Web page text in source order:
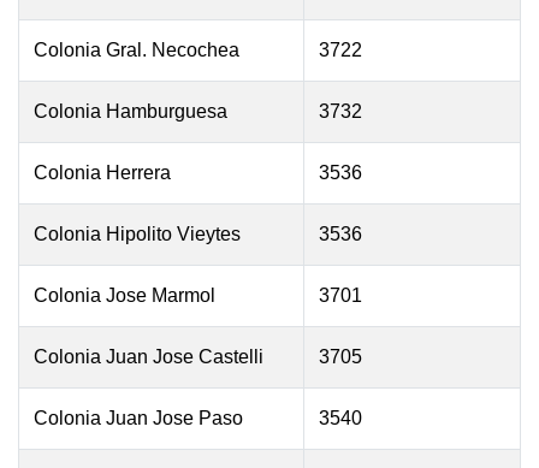
Colonia Gral. Necochea 3722
Colonia Hamburguesa 3732
Colonia Herrera 3536
Colonia Hipolito Vieytes 3536
Colonia Jose Marmol 3701
Colonia Juan Jose Castelli 3705
Colonia Juan Jose Paso 3540